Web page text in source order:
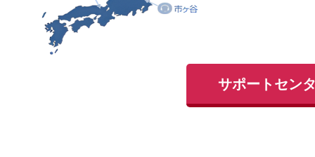
サポートセン